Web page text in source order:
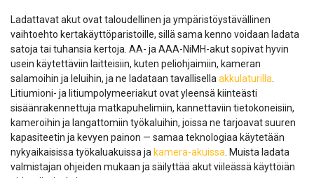
Ladattavat akut ovat taloudellinen ja ympäristöystävällinen
vaihtoehto kertakäyttöparistoille, sillä sama kenno voidaan ladata
satoja tai tuhansia kertoja. AA- ja AAA-NiMH-akut sopivat hyvin
usein käytettäviin laitteisiin, kuten peliohjaimiin, kameran
salamoihin ja leluihin, ja ne ladataan tavallisella akkulaturilla
Litiumioni- ja litiumpolymeeriakut ovat yleensä kiinteästi
sisäänrakennettuja matkapuhelimiin, kannettaviin tietokoneisiin,
kameroihin ja langattomiin työkaluihin, joissa ne tarjoavat suuren
kapasiteetin ja kevyen painon — samaa teknologiaa käytetään
nykyaikaisissa työkaluakuissa ja kamera-akuissa . Muista ladata
valmistajan ohjeiden mukaan ja säilyttää akut viileässä käyttöiän